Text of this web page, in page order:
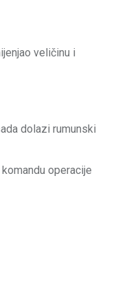
veličinu i
dolazi rumunski
operacije